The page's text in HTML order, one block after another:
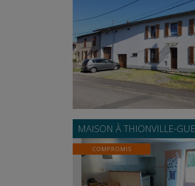
MAISON À THIONVILLE-
COMPROMIS